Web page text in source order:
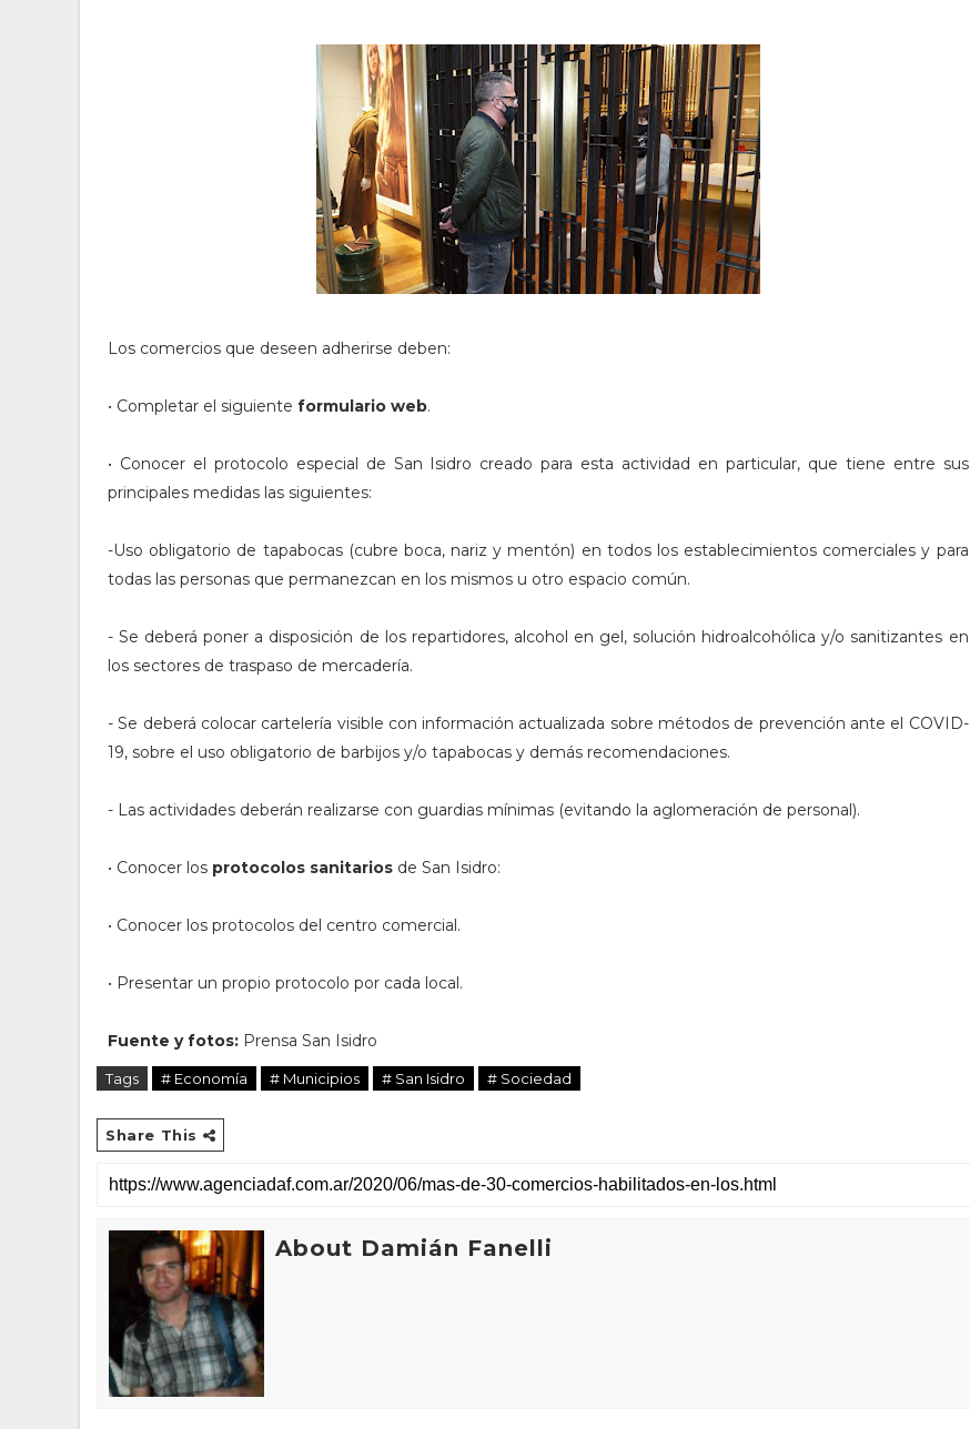
Los comercios que deseen adherirse deben:
• Completar el siguiente formulario web.
• Conocer el protocolo especial de San Isidro creado para esta actividad en particular, que tiene entre sus
principales medidas las siguientes:
-Uso obligatorio de tapabocas (cubre boca, nariz y mentón) en todos los establecimientos comerciales y para
todas las personas que permanezcan en los mismos u otro espacio común.
- Se deberá poner a disposición de los repartidores, alcohol en gel, solución hidroalcohólica y/o sanitizantes en
los sectores de traspaso de mercadería.
- Se deberá colocar cartelería visible con información actualizada sobre métodos de prevención ante el COVID-
19, sobre el uso obligatorio de barbijos y/o tapabocas y demás recomendaciones.
- Las actividades deberán realizarse con guardias mínimas (evitando la aglomeración de personal).
• Conocer los protocolos sanitarios de San Isidro:
• Conocer los protocolos del centro comercial.
• Presentar un propio protocolo por cada local.
Fuente y fotos: Prensa San Isidro
Tags # Economía # Municipios # San Isidro # Sociedad
Share This
About Damián Fanelli